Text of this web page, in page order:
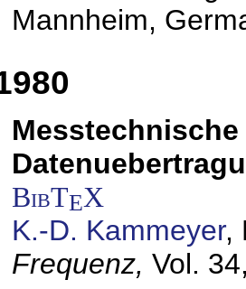
Mannheim,
BibTEX
K.-D. Kammeyer,
Frequenz, Vol.